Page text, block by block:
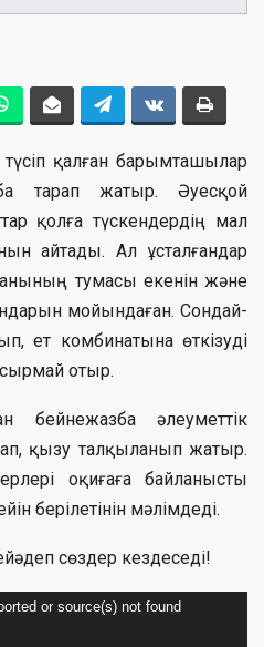
түсіп қалған барымташылар
тарап жатыр. Әуесқой
қолға түскендердің мал
айтады. Ал ұсталғандар
тумасы екенін және
мойындаған. Сондай-
ет комбинатына өткізуді
отыр.
бейнежазба әлеуметтік
қызу талқыланып жатыр.
оқиғаға байланысты
берілетінін мәлімдеді.
сөздер кездеседі!
or source(s) not found